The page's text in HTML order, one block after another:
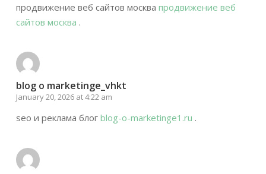
продвижение веб сайтов москва продвижение веб
сайтов москва .
blog o marketinge_vhkt
January 20, 2026 at 4:22 am
seo и реклама блог blog-o-marketinge1.ru .